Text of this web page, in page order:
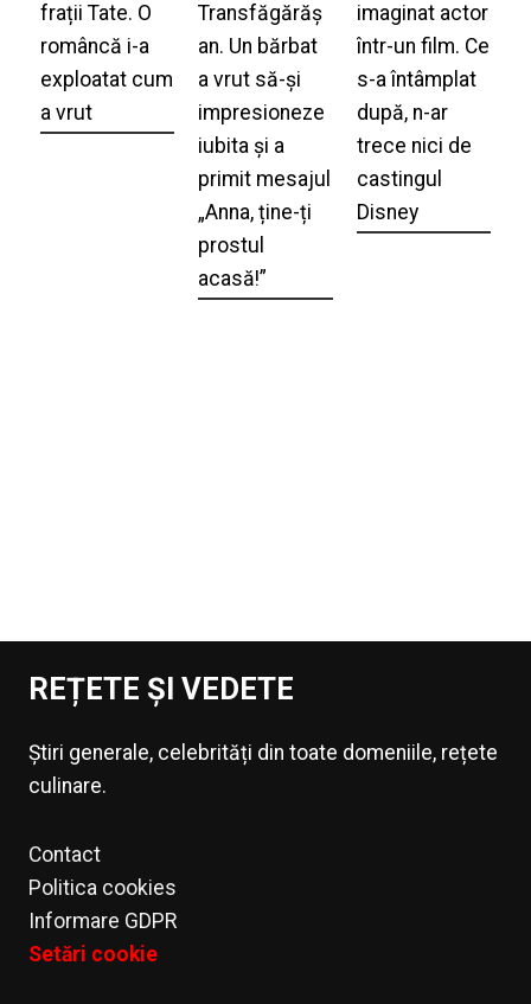
frații Tate. O
româncă i-a
exploatat cum
a vrut
Transfăgărăș
an. Un bărbat
a vrut să-și
impresioneze
iubita și a
primit mesajul
„Anna, ține-ți
prostul
acasă!”
imaginat actor
într-un film. Ce
s-a întâmplat
după, n-ar
trece nici de
castingul
Disney
REȚETE ȘI VEDETE
Știri generale, celebrități din toate domeniile, rețete
culinare.
Contact
Politica cookies
Informare GDPR
Setări cookie